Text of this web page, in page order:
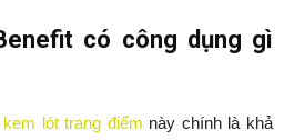
có công dụng gì
kem lót trang điểm này chính là khả